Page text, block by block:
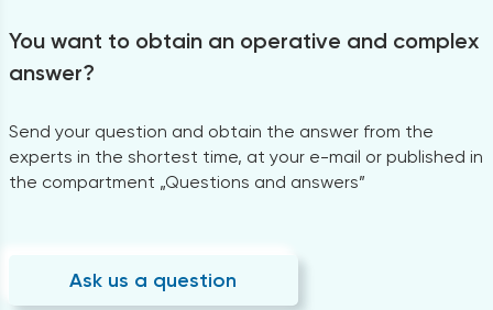
You want to obtain an operative and complex
answer?
Send your question and obtain the answer from the
experts in the shortest time, at your e-mail or published in
the compartment „Questions and answers”
Ask us a question